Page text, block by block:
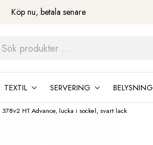
Köp nu, betala senare
TEXTIL SERVERING BELYSNING
378v2 HT Advance, lucka i sockel, svart lack